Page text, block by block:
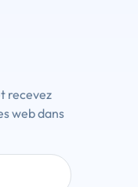
recevez
web dans